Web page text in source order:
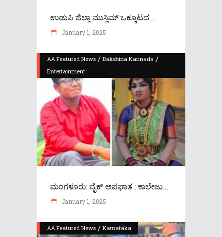
ಉಡುಪಿ ಜಿಲ್ಲಾ ಮುಸ್ಲಿಮ್ ಒಕ್ಕೂಟದ...
January 1, 2025
AA Featured News / Dakshina Kannada /
Entertainment
ಮಂಗಳೂರು: ಬೈಕ್ ಅಪಘಾತ : ಕಾಲೇಜು...
January 1, 2025
AA Featured News / Karnataka